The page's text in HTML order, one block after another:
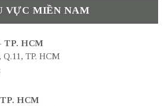
VỰC MIỀN NAM
TP. HCM
Q.11, TP. HCM
HCM